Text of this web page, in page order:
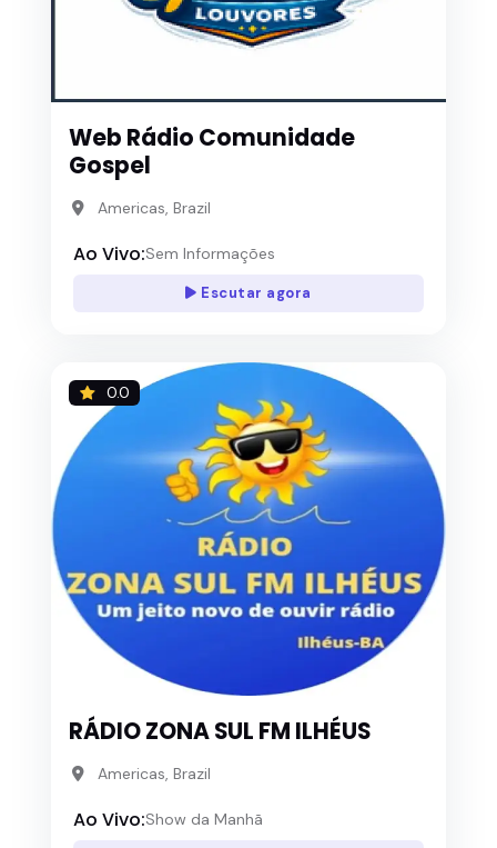
Web Rádio Comunidade
Gospel
Americas, Brazil
Ao Vivo:Sem Informações
Escutar agora
0.0
RÁDIO ZONA SUL FM ILHÉUS
Americas, Brazil
Ao Vivo:Show da Manhã